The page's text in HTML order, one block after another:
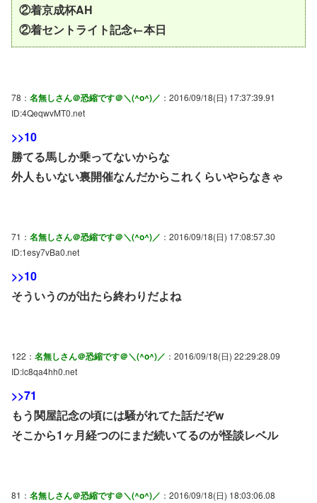
②着京成杯AH
②着セントライト記念←本日
78： 名無しさん＠恐縮です＠＼(^o^)／ ：2016/09/18(日) 17:37:39.91
ID:4QeqwvMT0.net
>>10
勝てる馬しか乗ってないからな
外人もいない裏開催なんだからこれくらいやらなきゃ
71： 名無しさん＠恐縮です＠＼(^o^)／ ：2016/09/18(日) 17:08:57.30
ID:1esy7vBa0.net
>>10
そういうのが出たら終わりだよね
122： 名無しさん＠恐縮です＠＼(^o^)／ ：2016/09/18(日) 22:29:28.09
ID:lc8qa4hh0.net
>>71
もう関屋記念の頃には騒がれてた話だぞw
そこから1ヶ月経つのにまだ続いてるのが怪談レベル
81： 名無しさん＠恐縮です＠＼(^o^)／ ：2016/09/18(日) 18:03:06.08